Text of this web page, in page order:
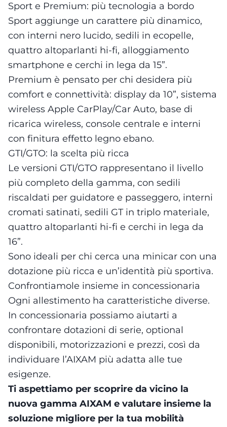
Sport e Premium: più tecnologia a bordo
Sport aggiunge un carattere più dinamico,
con interni nero lucido, sedili in ecopelle,
quattro altoparlanti hi-fi, alloggiamento
smartphone e cerchi in lega da 15”.
Premium è pensato per chi desidera più
comfort e connettività: display da 10”, sistema
wireless Apple CarPlay/Car Auto, base di
ricarica wireless, console centrale e interni
con finitura effetto legno ebano.
GTI/GTO: la scelta più ricca
Le versioni GTI/GTO rappresentano il livello
più completo della gamma, con sedili
riscaldati per guidatore e passeggero, interni
cromati satinati, sedili GT in triplo materiale,
quattro altoparlanti hi-fi e cerchi in lega da
16”.
Sono ideali per chi cerca una minicar con una
dotazione più ricca e un’identità più sportiva.
Confrontiamole insieme in concessionaria
Ogni allestimento ha caratteristiche diverse.
In concessionaria possiamo aiutarti a
confrontare dotazioni di serie, optional
disponibili, motorizzazioni e prezzi, così da
individuare l’AIXAM più adatta alle tue
esigenze.
Ti aspettiamo per scoprire da vicino la
nuova gamma AIXAM e valutare insieme la
soluzione migliore per la tua mobilità